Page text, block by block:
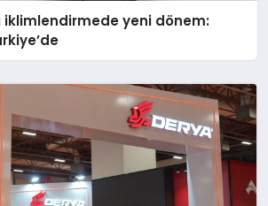
iklimlendirmede yeni dönem: